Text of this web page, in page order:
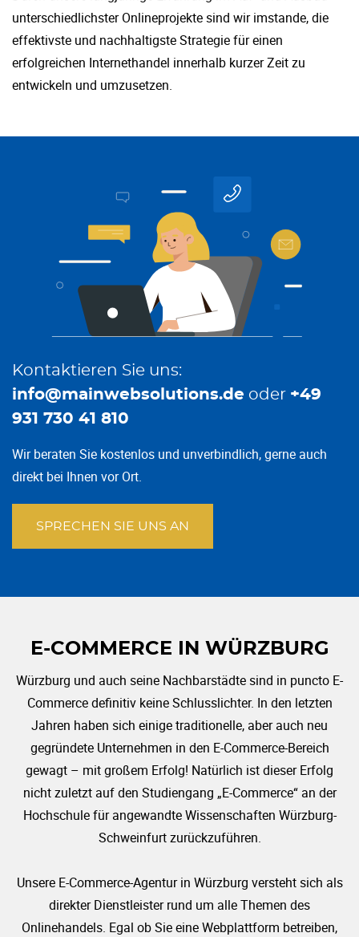
unterschiedlichster Onlineprojekte sind wir imstande, die
effektivste und nachhaltigste Strategie für einen
erfolgreichen Internethandel innerhalb kurzer Zeit zu
entwickeln und umzusetzen.
Kontaktieren Sie uns:
info@mainwebsolutions.de oder +49
931 730 41 810
Wir beraten Sie kostenlos und unverbindlich, gerne auch
direkt bei Ihnen vor Ort.
SPRECHEN SIE UNS AN
E-COMMERCE IN WÜRZBURG
Würzburg und auch seine Nachbarstädte sind in puncto E-
Commerce definitiv keine Schlusslichter. In den letzten
Jahren haben sich einige traditionelle, aber auch neu
gegründete Unternehmen in den E-Commerce-Bereich
gewagt – mit großem Erfolg! Natürlich ist dieser Erfolg
nicht zuletzt auf den Studiengang „E-Commerce“ an der
Hochschule für angewandte Wissenschaften Würzburg-
Schweinfurt zurückzuführen.
Unsere E-Commerce-Agentur in Würzburg versteht sich als
direkter Dienstleister rund um alle Themen des
Onlinehandels. Egal ob Sie eine Webplattform betreiben,